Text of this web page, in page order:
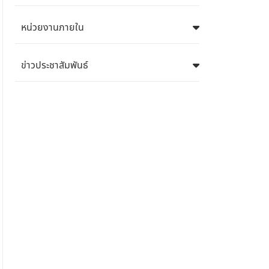
หน่วยงานภายใน
ข่าวประชาสัมพันธ์